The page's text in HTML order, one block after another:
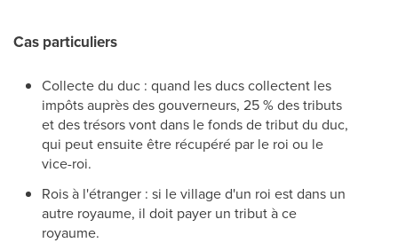
Cas particuliers
Collecte du duc : quand les ducs collectent les
impôts auprès des gouverneurs, 25 % des tributs
et des trésors vont dans le fonds de tribut du duc,
qui peut ensuite être récupéré par le roi ou le
vice-roi.
Rois à l'étranger : si le village d'un roi est dans un
autre royaume, il doit payer un tribut à ce
royaume.